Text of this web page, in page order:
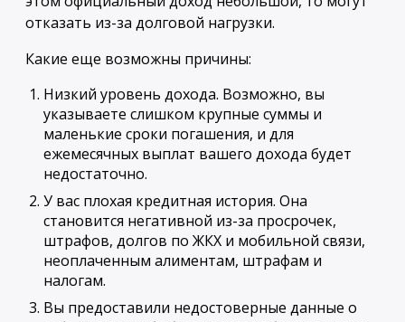
отказать из-за долговой нагрузки.
Какие еще возможны причины:
Низкий уровень дохода. Возможно, вы
указываете слишком крупные суммы и
маленькие сроки погашения, и для
ежемесячных выплат вашего дохода будет
недостаточно.
У вас плохая кредитная история. Она
становится негативной из-за просрочек,
штрафов, долгов по ЖКХ и мобильной связи,
неоплаченным алиментам, штрафам и
налогам.
Вы предоставили недостоверные данные о